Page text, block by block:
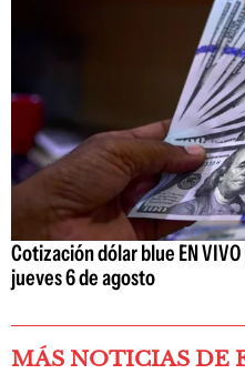
Cotización dólar blue EN
jueves 6 de agosto
MÁS NOTICIAS DE